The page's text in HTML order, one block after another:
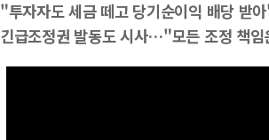
"투자자도 세금 떼고 당기순이익 배당 받
긴급조정권 발동도 시사…"모든 조정 책